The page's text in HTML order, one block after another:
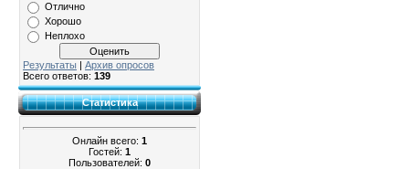
Отлично
Хорошо
Неплохо
Результаты | Архив опросов
Всего ответов: 139
Статистика
Онлайн всего: 1
Гостей: 1
Пользователей: 0